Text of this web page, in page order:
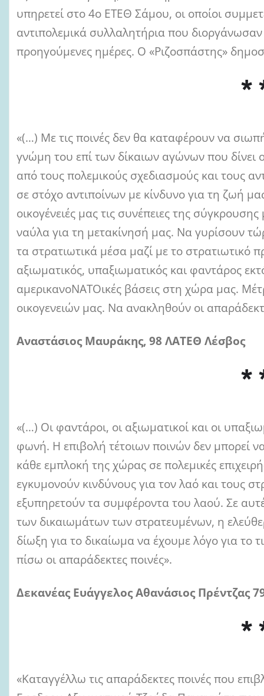
υπηρετεί στο 4ο ΕΤΕΘ Σάμου, οι οποίοι
αντιπολεμικά συλλαλητήρια που
προηγούμενες ημέρες. Ο «Ριζοσπάστης»
*
«(…) Με τις ποινές δεν θα καταφέρουν να
γνώμη του επί των δίκαιων αγώνων που
από τους πολεμικούς σχεδιασμούς και τους
σε στόχο αντιποίνων με κίνδυνο για τη ζωή
οικογένειές μας τις συνέπειες της
ναύλα για τη μετακίνησή μας. Να γυρίσουν
τα στρατιωτικά μέσα μαζί με το
αξιωματικός, υπαξιωματικός και φαντάρος
αμερικανοΝΑΤΟικές βάσεις στη χώρα μας.
οικογενειών μας. Να ανακληθούν οι
Αναστάσιος Μαυράκης, 98 ΛΑΤΕΘ Λέσβος
*
«(…) Οι φαντάροι, οι αξιωματικοί και οι
φωνή. Η επιβολή τέτοιων ποινών δεν μπορεί
κάθε εμπλοκή της χώρας σε πολεμικές
εγκυμονούν κινδύνους για τον λαό και τους
εξυπηρετούν τα συμφέροντα του λαού. Σε
των δικαιωμάτων των στρατευμένων, η
δίωξη για το δικαίωμα να έχουμε λόγο για
πίσω οι απαράδεκτες ποινές».
Δεκανέας Ευάγγελος Αθανάσιος Πρέντζας
*
«Καταγγέλλω τις απαράδεκτες ποινές που